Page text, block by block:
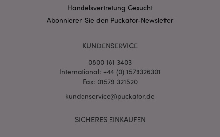
Handelsvertretung Gesucht
Abonnieren Sie den Puckator-Newsletter
KUNDENSERVICE
0800 181 3403
International: +44 (0) 1579326301
Fax: 01579 321520
kundenservice@puckator.de
SICHERES EINKAUFEN